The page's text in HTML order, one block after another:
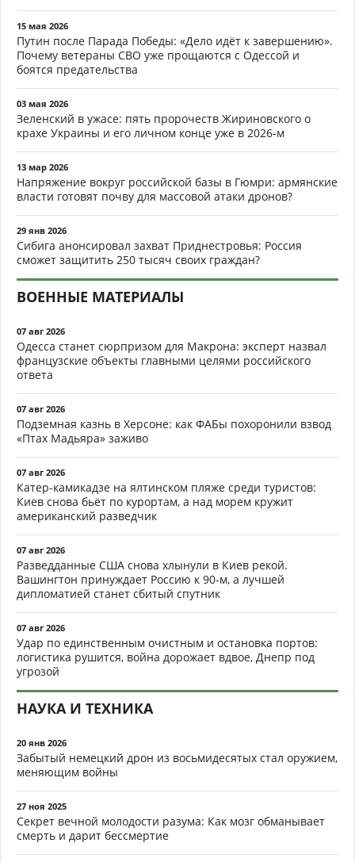
15 мая 2026
Путин после Парада Победы: «Дело идёт к завершению».
Почему ветераны СВО уже прощаются с Одессой и
боятся предательства
03 мая 2026
Зеленский в ужасе: пять пророчеств Жириновского о
крахе Украины и его личном конце уже в 2026-м
13 мар 2026
Напряжение вокруг российской базы в Гюмри: армянские
власти готовят почву для массовой атаки дронов?
29 янв 2026
Сибига анонсировал захват Приднестровья: Россия
сможет защитить 250 тысяч своих граждан?
ВОЕННЫЕ МАТЕРИАЛЫ
07 авг 2026
Одесса станет сюрпризом для Макрона: эксперт назвал
французские объекты главными целями российского
ответа
07 авг 2026
Подземная казнь в Херсоне: как ФАБы похоронили взвод
«Птах Мадьяра» заживо
07 авг 2026
Катер-камикадзе на ялтинском пляже среди туристов:
Киев снова бьёт по курортам, а над морем кружит
американский разведчик
07 авг 2026
Разведданные США снова хлынули в Киев рекой.
Вашингтон принуждает Россию к 90-м, а лучшей
дипломатией станет сбитый спутник
07 авг 2026
Удар по единственным очистным и остановка портов:
логистика рушится, война дорожает вдвое, Днепр под
угрозой
НАУКА И ТЕХНИКА
20 янв 2026
Забытый немецкий дрон из восьмидесятых стал оружием,
меняющим войны
27 ноя 2025
Секрет вечной молодости разума: Как мозг обманывает
смерть и дарит бессмертие